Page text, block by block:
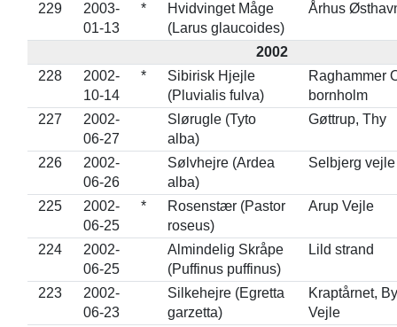
229
2003-
01-13
*
Hvidvinget Måge
(Larus glaucoides)
Århus
2002
228
2002-
10-14
*
Sibirisk Hjejle
(Pluvialis fulva)
Raghammer
bornholm
227
2002-
06-27
Slørugle (Tyto
alba)
Gøttrup, Thy
226
2002-
06-26
Sølvhejre (Ardea
alba)
Selbjerg vejle
225
2002-
06-25
*
Rosenstær (Pastor
roseus)
Arup Vejle
224
2002-
06-25
Almindelig Skråpe
(Puffinus puffinus)
Lild strand
223
2002-
06-23
Silkehejre (Egretta
garzetta)
Kraptårnet,
Vejle